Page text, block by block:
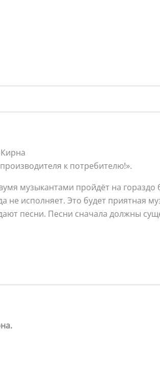
к потребителю!».
музыкантами пройдёт на гораздо
не исполняет. Это будет приятная
песни. Песни сначала должны